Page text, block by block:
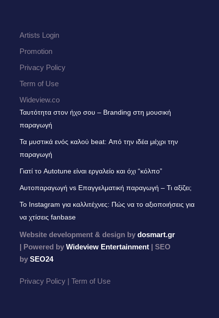
Artists Login
Promotion
Privacy Policy
Term of Use
Wideview.co
Ταυτότητα στον ήχο σου – Branding στη μουσική
παραγωγή
Τα μυστικά ενός καλού beat: Από την ιδέα μέχρι την
παραγωγή
Γιατί το Autotune είναι εργαλείο και όχι “κόλπο”
Αυτοπαραγωγή vs Επαγγελματική παραγωγή – Τι αξίζει;
Το Instagram για καλλιτέχνες: Πώς να το αξιοποιήσεις για
να χτίσεις fanbase
Website development & design bydosmart.gr
| Powered byWideview Entertainment | SEO
bySEO24
Privacy Policy | Term of Use